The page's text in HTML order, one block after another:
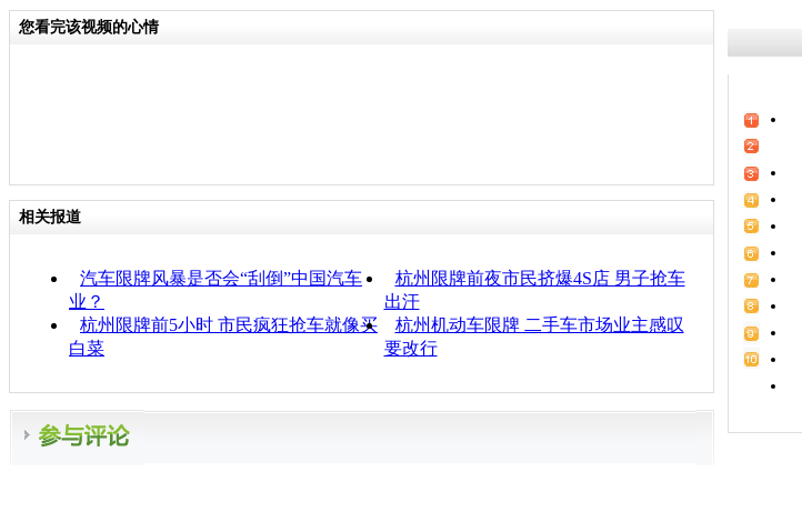
您看完该视频的心情
相关报道
汽车限牌风暴是否会“刮倒”中国汽车
业？
杭州限牌前夜市民挤爆4S店 男子抢车
出汗
杭州限牌前5小时 市民疯狂抢车就像买
白菜
杭州机动车限牌 二手车市场业主感叹
要改行